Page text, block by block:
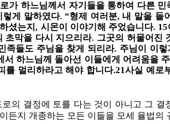
가 하느님께서 자기들을 통하여 다른
게 말하였다. “형제 여러분, 내 말을
셨는지, 시몬이 이야기해 주었습니다.
초막을 다시 지으리라. 그곳의 허물어
족들도 주님을 찾게 되리라. 주님이 이
서 하느님께 돌아선 이들에게 어려움을
를 멀리하라고 해야 합니다.21사실 예
의 결정에 토를 다는 것이 아니고 그
든지 개종하는 모든 이들을 모세 율법의